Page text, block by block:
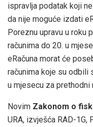
ispravlja podatak koji
da nije moguće izdati
Poreznu upravu u roku
računima do 20. u
eRačuna morat će
računima koje su odbili
u mjesecu za prethodni
Novim Zakonom o
URA, izvješća RAD-1G,